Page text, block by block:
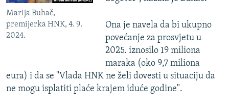
Marija Buhač,
premijerka HNK, 4. 9.
2024.
Ona je navela da bi ukupno
povećanje za prosvjetu u
2025. iznosilo 19 miliona
maraka (oko 9,7 miliona
eura) i da se "Vlada HNK ne želi dovesti u situaciju da
ne mogu isplatiti plaće krajem iduće godine".